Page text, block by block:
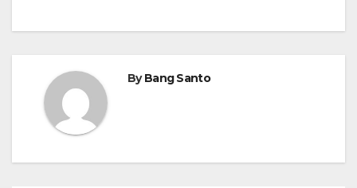
ByBang Santo